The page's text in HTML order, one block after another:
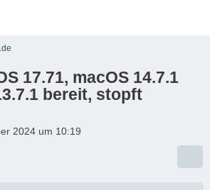
17.71, macOS 14.7.1
bereit, stopft
2024 um 10:19